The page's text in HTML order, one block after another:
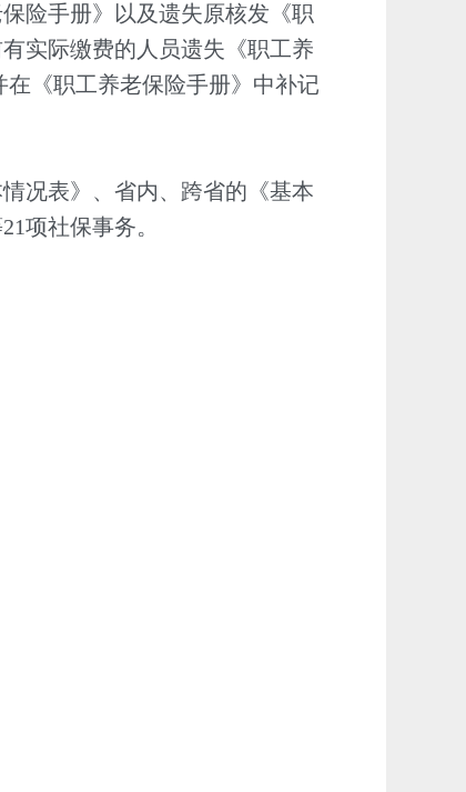
险手册》以及遗失原核发《职
实际缴费的人员遗失《职工养
《职工养老保险手册》中补记
况表》、省内、跨省的《基本
项社保事务。